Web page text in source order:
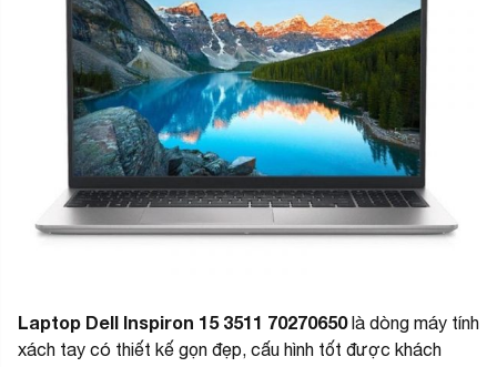
Laptop Dell Inspiron 15 3511 70270650là dòng máy tính
xách tay có thiết kế gọn đẹp, cấu hình tốt được khách